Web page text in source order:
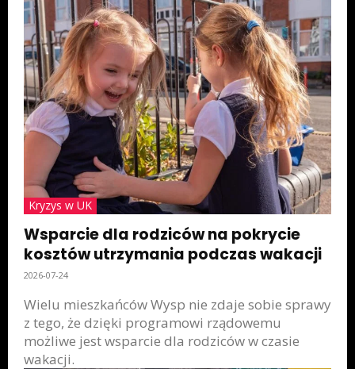
Kryzys w UK
Wsparcie dla rodziców na pokrycie
kosztów utrzymania podczas wakacji
2026-07-24
Wielu mieszkańców Wysp nie zdaje sobie sprawy
z tego, że dzięki programowi rządowemu
możliwe jest wsparcie dla rodziców w czasie
wakacji.